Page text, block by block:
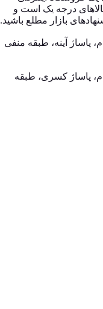
درجه یک است و
بازار مطلع باشید.
پاساژ آینه، طبقه منفی
پاساژ کسری، طبقه